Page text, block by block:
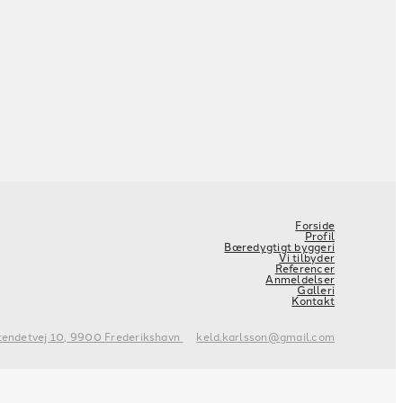
Forside
Profil
Bæredygtigt byggeri
Vi tilbyder
Referencer
Anmeldelser
Galleri
Kontakt
10, 9900 Frederikshavn keld.karlsson@gmail.com